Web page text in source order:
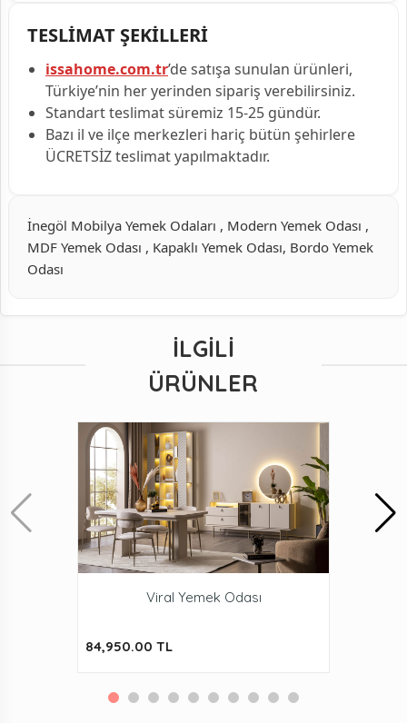
TESLİMAT ŞEKİLLERİ
issahome.com.tr’de satışa sunulan ürünleri,
Türkiye’nin her yerinden sipariş verebilirsiniz.
Standart teslimat süremiz 15-25 gündür.
Bazı il ve ilçe merkezleri hariç bütün şehirlere
ÜCRETSİZ teslimat yapılmaktadır.
İnegöl Mobilya Yemek Odaları , Modern Yemek Odası ,
MDF Yemek Odası , Kapaklı Yemek Odası, Bordo Yemek
Odası
İLGILI
ÜRÜNLER
Viral Yemek Odası
84,950.00 TL